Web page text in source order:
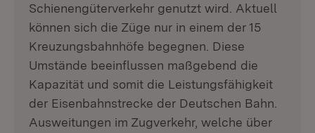
Schienengüterverkehr genutzt wird. Aktuell
können sich die Züge nur in einem der 15
Kreuzungsbahnhöfe begegnen. Diese
Umstände beeinflussen maßgebend die
Kapazität und somit die Leistungsfähigkeit
der Eisenbahnstrecke der Deutschen Bahn.
Ausweitungen im Zugverkehr, welche über